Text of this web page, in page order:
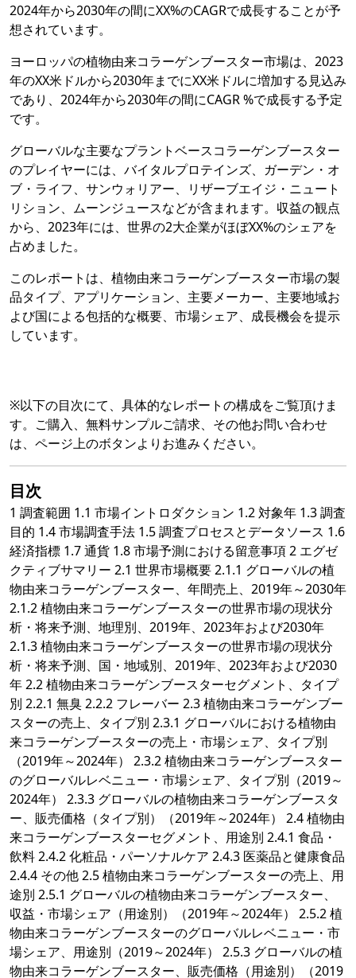
2024年から2030年の間にXX%のCAGRで成長することが予
想されています。
ヨーロッパの植物由来コラーゲンブースター市場は、2023
年のXX米ドルから2030年までにXX米ドルに増加する見込み
であり、2024年から2030年の間にCAGR %で成長する予定
です。
グローバルな主要なプラントベースコラーゲンブースター
のプレイヤーには、バイタルプロテインズ、ガーデン・オ
ブ・ライフ、サンウォリアー、リザーブエイジ・ニュート
リション、ムーンジュースなどが含まれます。収益の観点
から、2023年には、世界の2大企業がほぼXX%のシェアを
占めました。
このレポートは、植物由来コラーゲンブースター市場の製
品タイプ、アプリケーション、主要メーカー、主要地域お
よび国による包括的な概要、市場シェア、成長機会を提示
しています。
※以下の目次にて、具体的なレポートの構成をご覧頂けま
す。ご購入、無料サンプルご請求、その他お問い合わせ
は、ページ上のボタンよりお進みください。
目次
1 調査範囲 1.1 市場イントロダクション 1.2 対象年 1.3 調査
目的 1.4 市場調査手法 1.5 調査プロセスとデータソース 1.6
経済指標 1.7 通貨 1.8 市場予測における留意事項 2 エグゼ
クティブサマリー 2.1 世界市場概要 2.1.1 グローバルの植
物由来コラーゲンブースター、年間売上、2019年～2030年
2.1.2 植物由来コラーゲンブースターの世界市場の現状分
析・将来予測、地理別、2019年、2023年および2030年
2.1.3 植物由来コラーゲンブースターの世界市場の現状分
析・将来予測、国・地域別、2019年、2023年および2030
年 2.2 植物由来コラーゲンブースターセグメント、タイプ
別 2.2.1 無臭 2.2.2 フレーバー 2.3 植物由来コラーゲンブー
スターの売上、タイプ別 2.3.1 グローバルにおける植物由
来コラーゲンブースターの売上・市場シェア、タイプ別
（2019年～2024年） 2.3.2 植物由来コラーゲンブースター
のグローバルレベニュー・市場シェア、タイプ別（2019～
2024年） 2.3.3 グローバルの植物由来コラーゲンブースタ
ー、販売価格（タイプ別）（2019年～2024年） 2.4 植物由
来コラーゲンブースターセグメント、用途別 2.4.1 食品・
飲料 2.4.2 化粧品・パーソナルケア 2.4.3 医薬品と健康食品
2.4.4 その他 2.5 植物由来コラーゲンブースターの売上、用
途別 2.5.1 グローバルの植物由来コラーゲンブースター、
収益・市場シェア（用途別）（2019年～2024年） 2.5.2 植
物由来コラーゲンブースターのグローバルレベニュー・市
場シェア、用途別（2019～2024年） 2.5.3 グローバルの植
物由来コラーゲンブースター、販売価格（用途別）（2019